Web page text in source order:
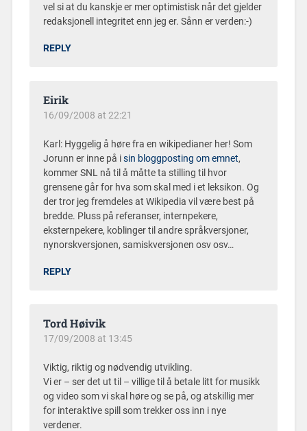
vel si at du kanskje er mer optimistisk når det gjelder
redaksjonell integritet enn jeg er. Sånn er verden:-)
REPLY
Eirik
16/09/2008 at 22:21
Karl: Hyggelig å høre fra en wikipedianer her! Som
Jorunn er inne på isin bloggposting om emnet,
kommer SNL nå til å måtte ta stilling til hvor
grensene går for hva som skal med i et leksikon. Og
der tror jeg fremdeles at Wikipedia vil være best på
bredde. Pluss på referanser, internpekere,
eksternpekere, koblinger til andre språkversjoner,
nynorskversjonen, samiskversjonen osv osv…
REPLY
Tord Høivik
17/09/2008 at 13:45
Viktig, riktig og nødvendig utvikling.
Vi er – ser det ut til – villige til å betale litt for musikk
og video som vi skal høre og se på, og atskillig mer
for interaktive spill som trekker oss inn i nye
verdener.